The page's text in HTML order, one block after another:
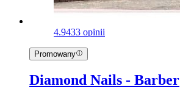
4.9433 opinii
Promowany
Diamond Nails - Barber